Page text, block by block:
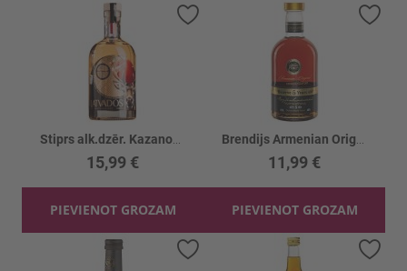
15,99 €
PIEVIENOT GROZAM
Pievienot vēlmju sarakstam
11,99 €
PIEVIENOT GROZAM
Pievienot vēlmju sarakstam